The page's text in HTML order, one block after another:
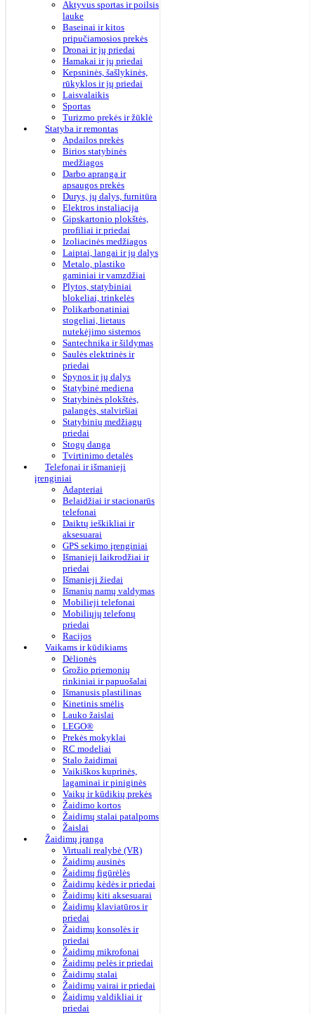
Aktyvus sportas ir poilsis
lauke
Baseinai ir kitos
pripučiamosios prekės
Dronai ir jų priedai
Hamakai ir jų priedai
Kepsninės, šašlykinės,
rūkyklos ir jų priedai
Laisvalaikis
Sportas
Turizmo prekės ir žūklė
Statyba ir remontas
Apdailos prekės
Birios statybinės
medžiagos
Darbo apranga ir
apsaugos prekės
Durys, jų dalys, furnitūra
Elektros instaliacija
Gipskartonio plokštės,
profiliai ir priedai
Izoliacinės medžiagos
Laiptai, langai ir jų dalys
Metalo, plastiko
gaminiai ir vamzdžiai
Plytos, statybiniai
blokeliai, trinkelės
Polikarbonatiniai
stogeliai, lietaus
nutekėjimo sistemos
Santechnika ir šildymas
Saulės elektrinės ir
priedai
Spynos ir jų dalys
Statybinė mediena
Statybinės plokštės,
palangės, stalviršiai
Statybinių medžiagų
priedai
Stogų danga
Tvirtinimo detalės
Telefonai ir išmanieji
įrenginiai
Adapteriai
Belaidžiai ir stacionarūs
telefonai
Daiktų ieškikliai ir
aksesuarai
GPS sekimo įrenginiai
Išmanieji laikrodžiai ir
priedai
Išmanieji žiedai
Išmanių namų valdymas
Mobilieji telefonai
Mobiliųjų telefonų
priedai
Racijos
Vaikams ir kūdikiams
Dėlionės
Grožio priemonių
rinkiniai ir papuošalai
Išmanusis plastilinas
Kinetinis smėlis
Lauko žaislai
LEGO®
Prekės mokyklai
RC modeliai
Stalo žaidimai
Vaikiškos kuprinės,
lagaminai ir piniginės
Vaikų ir kūdikių prekės
Žaidimo kortos
Žaidimų stalai patalpoms
Žaislai
Žaidimų įranga
Virtuali realybė (VR)
Žaidimų ausinės
Žaidimų figūrėlės
Žaidimų kėdės ir priedai
Žaidimų kiti aksesuarai
Žaidimų klaviatūros ir
priedai
Žaidimų konsolės ir
priedai
Žaidimų mikrofonai
Žaidimų pelės ir priedai
Žaidimų stalai
Žaidimų vairai ir priedai
Žaidimų valdikliai ir
priedai